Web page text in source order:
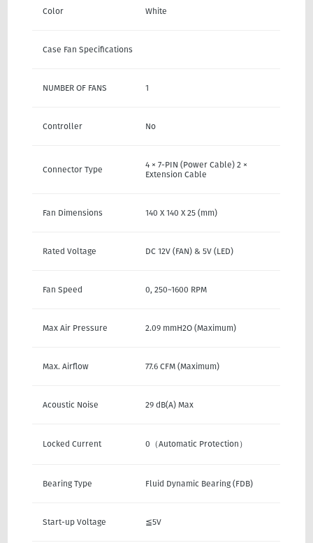
Color White
Case Fan Specifications
NUMBER OF FANS 1
Controller No
Connector Type
4 × 7-PIN (Power Cable) 2 ×
Extension Cable
Fan Dimensions 140 X 140 X 25 (mm)
Rated Voltage DC 12V (FAN) & 5V (LED)
Fan Speed 0, 250~1600 RPM
Max Air Pressure 2.09 mmH2O (Maximum)
Max. Airflow 77.6 CFM (Maximum)
Acoustic Noise 29 dB(A) Max
Locked Current 0（Automatic Protection）
Bearing Type Fluid Dynamic Bearing (FDB)
Start-up Voltage ≦5V